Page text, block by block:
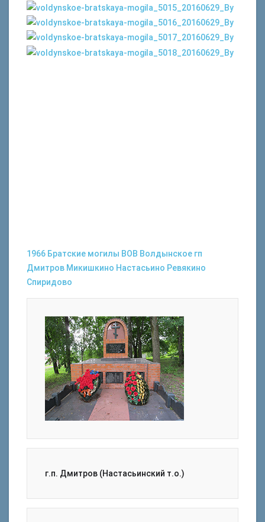
1966 Братские могилы ВОВ Волдынское гп
Дмитров Микишкино Настасьино Ревякино
Спиридово
г.п. Дмитров (Настасьинский т.о.)